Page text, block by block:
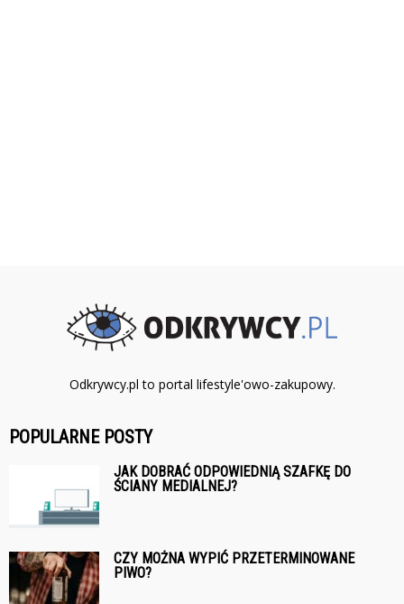
Odkrywcy.pl to portal lifestyle'owo-zakupowy.
POPULARNE POSTY
JAK DOBRAĆ ODPOWIEDNIĄ SZAFKĘ DO
ŚCIANY MEDIALNEJ?
CZY MOŻNA WYPIĆ PRZETERMINOWANE
PIWO?